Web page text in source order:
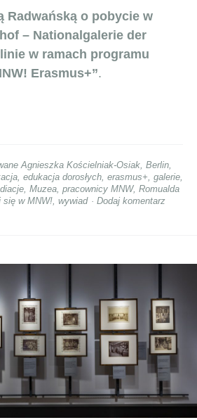
Radwańską o pobycie w
– Nationalgalerie der
w ramach programu
Erasmus+”.
Agnieszka Kościelniak-Osiak, Berlin,
, edukacja dorosłych, erasmus+, galerie,
, Muzea, pracownicy MNW, Romualda
się w MNW!, wywiad Dodaj komentarz